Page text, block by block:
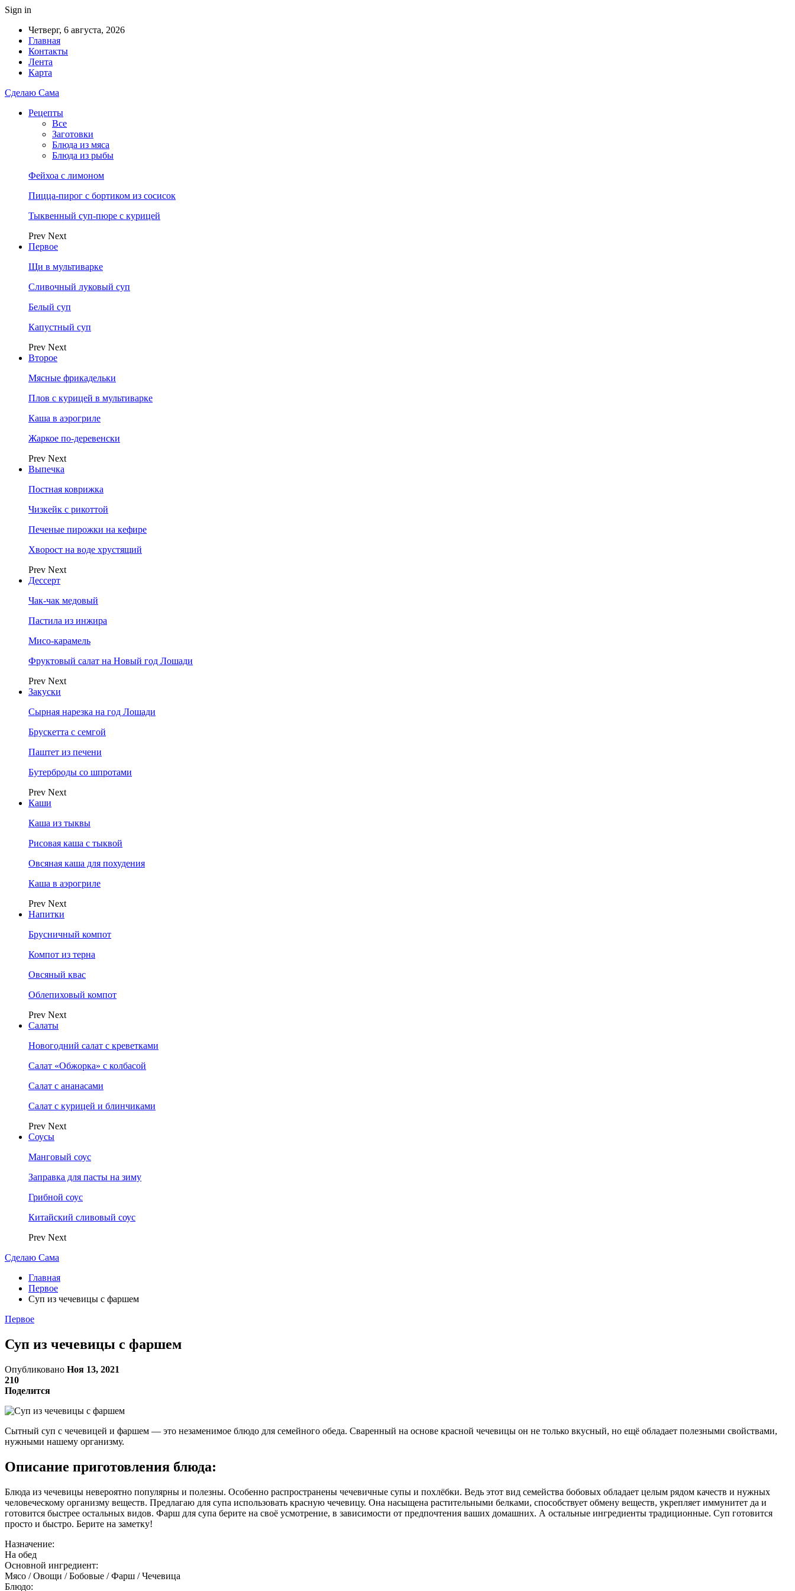
Sign in
Четверг, 6 августа, 2026
Главная
Контакты
Лента
Карта
Сделаю Сама
Рецепты
Все
Заготовки
Блюда из мяса
Блюда из рыбы
Фейхоа с лимоном
Пицца-пирог с бортиком из сосисок
Тыквенный суп-пюре с курицей
Prev Next
Первое
Щи в мультиварке
Сливочный луковый суп
Белый суп
Капустный суп
Prev Next
Второе
Мясные фрикадельки
Плов с курицей в мультиварке
Каша в аэрогриле
Жаркое по-деревенски
Prev Next
Выпечка
Постная коврижка
Чизкейк с рикоттой
Печеные пирожки на кефире
Хворост на воде хрустящий
Prev Next
Дессерт
Чак-чак медовый
Пастила из инжира
Мисо-карамель
Фруктовый салат на Новый год Лошади
Prev Next
Закуски
Сырная нарезка на год Лошади
Брускетта с семгой
Паштет из печени
Бутерброды со шпротами
Prev Next
Каши
Каша из тыквы
Рисовая каша с тыквой
Овсяная каша для похудения
Каша в аэрогриле
Prev Next
Напитки
Брусничный компот
Компот из терна
Овсяный квас
Облепиховый компот
Prev Next
Салаты
Новогодний салат с креветками
Салат «Обжорка» с колбасой
Салат с ананасами
Салат с курицей и блинчиками
Prev Next
Соусы
Манговый соус
Заправка для пасты на зиму
Грибной соус
Китайский сливовый соус
Prev Next
Сделаю Сама
Главная
Первое
Суп из чечевицы с фаршем
Первое
Суп из чечевицы с фаршем
Опубликовано Ноя 13, 2021
210
Поделится
Сытный суп с чечевицей и фаршем — это незаменимое блюдо для семейного обеда. Сваренный на основе красной чечевицы он не только вкусный, но ещё обладает полезными свойствами,
нужными нашему организму.
Описание приготовления блюда:
Блюда из чечевицы невероятно популярны и полезны. Особенно распространены чечевичные супы и похлёбки. Ведь этот вид семейства бобовых обладает целым рядом качеств и нужных
человеческому организму веществ. Предлагаю для супа использовать красную чечевицу. Она насыщена растительными белками, способствует обмену веществ, укрепляет иммунитет да и
готовится быстрее остальных видов. Фарш для супа берите на своё усмотрение, в зависимости от предпочтения ваших домашних. А остальные ингредиенты традиционные. Суп готовится
просто и быстро. Берите на заметку!
Назначение:
На обед
Основной ингредиент:
Мясо / Овощи / Бобовые / Фарш / Чечевица
Блюдо: